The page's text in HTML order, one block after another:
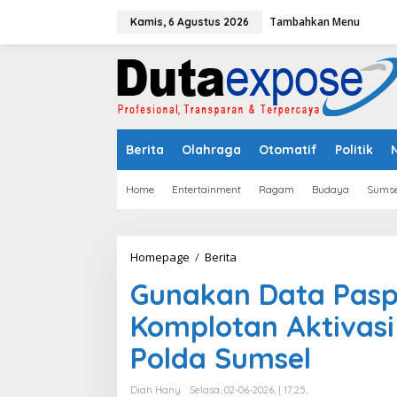
Kamis, 6 Agustus 2026 Tambahkan Menu
Berita Olahraga Otomatif Politik
Home Entertainment Ragam Budaya
Homepage / Berita
n
a
k
a
n
D
a
Gunakan Data
Komplotan
Polda Sumsel
Diah Hany
Selasa, 02-06-2026, | 17:25,